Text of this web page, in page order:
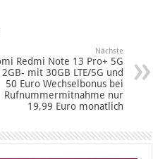
Nächste
Redmi Note 13 Pro+ 5G
mit 30GB LTE/5G und
50 Euro Wechselbonus bei
Rufnummermitnahme nur
19,99 Euro monatlich